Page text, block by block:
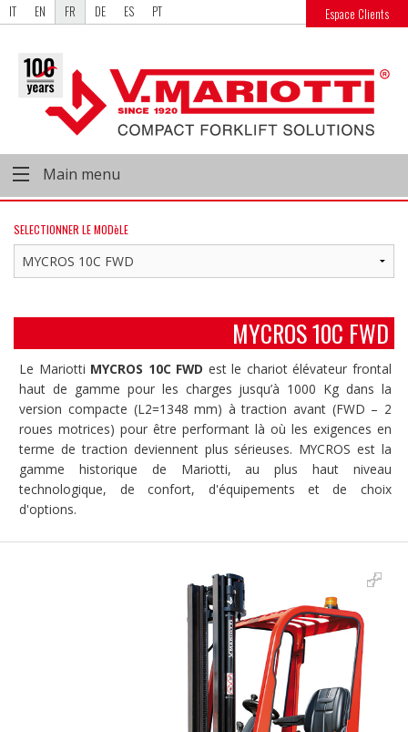
IT EN FR DE ES PT Espace Clients
Main menu
SELECTIONNER LE MODèLE
MYCROS 10C FWD
Le Mariotti MYCROS 10C FWD est le chariot élévateur frontal
haut de gamme pour les charges jusqu’à 1000 Kg dans la
version compacte (L2=1348 mm) à traction avant (FWD – 2
roues motrices) pour être performant là où les exigences en
terme de traction deviennent plus sérieuses. MYCROS est la
gamme historique de Mariotti, au plus haut niveau
technologique, de confort, d'équipements et de choix
d'options.